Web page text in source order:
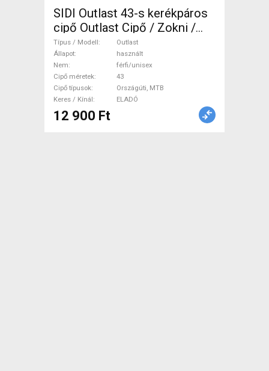
SIDI Outlast 43-s kerékpáros
cipő Outlast Cipő / Zokni /
Kamásli 43 Országúti, MTB
használt férfi/unisex ELADÓ
Típus / Modell
Outlast
Állapot
használt
Nem
férfi/unisex
Cipő méretek
43
Cipő típusok
Országúti, MTB
Keres / Kínál
ELADÓ
12 900 Ft